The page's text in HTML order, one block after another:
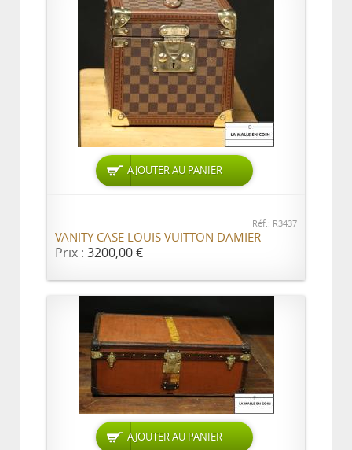
AJOUTER AU PANIER
Réf.: R3437
VANITY CASE LOUIS VUITTON DAMIER
Prix : 3200,00 €
AJOUTER AU PANIER